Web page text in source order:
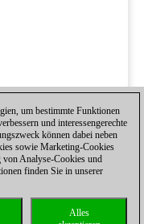
um bestimmte Funktionen
und interessengerechte
können dabei neben
sowie Marketing-Cookies
von Analyse-Cookies und
finden Sie in unserer
Alles